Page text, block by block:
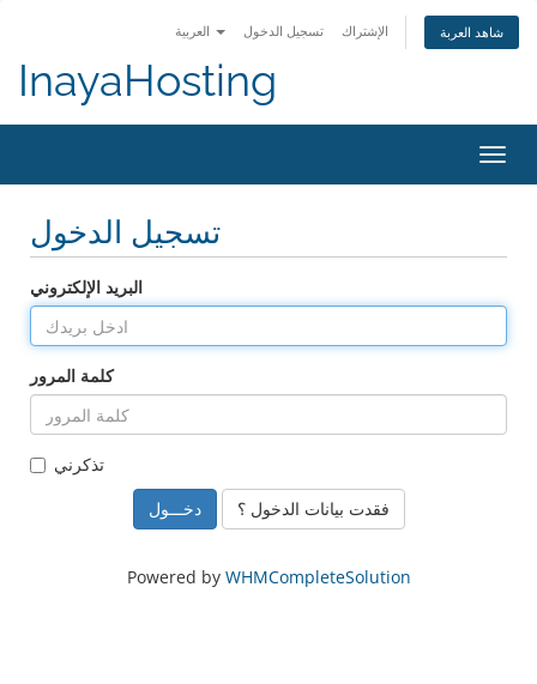
تسجيل الدخول الإشتراك شاهد العربة
InayaHosting
تبديل
التنقل
تسجيل الدخول
البريد الإلكتروني
كلمة المرور
تذكرني
فقدت بيانات الدخول ؟
Powered by WHMCompleteSolution